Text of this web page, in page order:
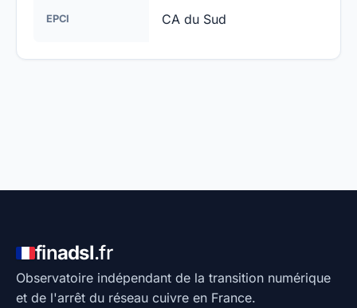
EPCI CA du Sud
finadsl.fr
Observatoire indépendant de la transition numérique
et de l'arrêt du réseau cuivre en France.